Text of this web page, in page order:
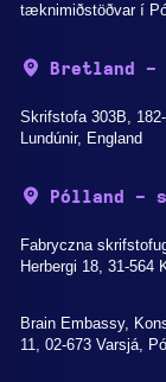
tæknimiðstöðvar í
Bretland -
Skrifstofa 303B,
Lundúnir, England
Pólland -
Fabryczna
Herbergi 18, 31-564
Brain Embassy,
11, 02-673 Varsjá,